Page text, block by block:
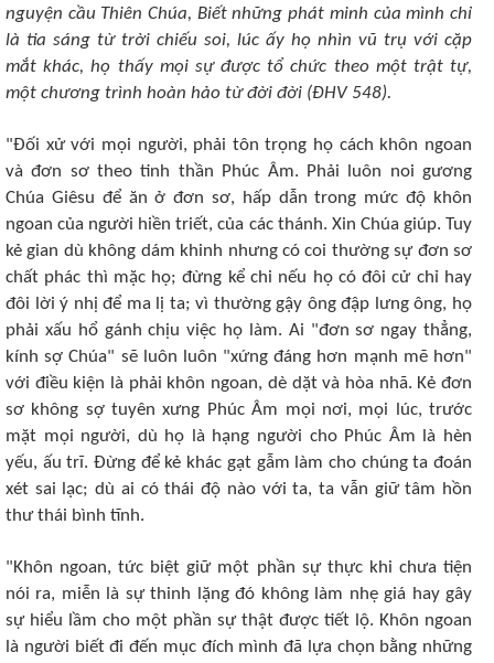
nguyện cầu Thiên Chúa, Biết những phát minh của mình chỉ
là tia sáng từ trời chiếu soi, lúc ấy họ nhìn vũ trụ với cặp
mắt khác, họ thấy mọi sự được tổ chức theo một trật tự,
một chương trình hoàn hảo từ đời đời (ÐHV 548).
"Ðối xử với mọi người, phải tôn trọng họ cách khôn ngoan
và đơn sơ theo tinh thần Phúc Âm. Phải luôn noi gương
Chúa Giêsu để ăn ở đơn sơ, hấp dẫn trong mức độ khôn
ngoan của người hiền triết, của các thánh. Xin Chúa giúp. Tuy
kẻ gian dù không dám khinh nhưng có coi thường sự đơn sơ
chất phác thì mặc họ; đừng kể chi nếu họ có đôi cử chỉ hay
đôi lời ý nhị để ma lị ta; vì thường gậy ông đập lưng ông, họ
phải xấu hổ gánh chịu việc họ làm. Ai "đơn sơ ngay thẳng,
kính sợ Chúa" sẽ luôn luôn "xứng đáng hơn mạnh mẽ hơn"
với điều kiện là phải khôn ngoan, dè dặt và hòa nhã. Kẻ đơn
sơ không sợ tuyên xưng Phúc Âm mọi nơi, mọi lúc, trước
mặt mọi người, dù họ là hạng người cho Phúc Âm là hèn
yếu, ấu trĩ. Ðừng để kẻ khác gạt gẫm làm cho chúng ta đoán
xét sai lạc; dù ai có thái độ nào với ta, ta vẫn giữ tâm hồn
thư thái bình tĩnh.
"Khôn ngoan, tức biệt giữ một phần sự thực khi chưa tiện
nói ra, miễn là sự thinh lặng đó không làm nhẹ giá hay gây
sự hiểu lầm cho một phần sự thật được tiết lộ. Khôn ngoan
là người biết đi đến mục đích mình đã lựa chọn bằng những